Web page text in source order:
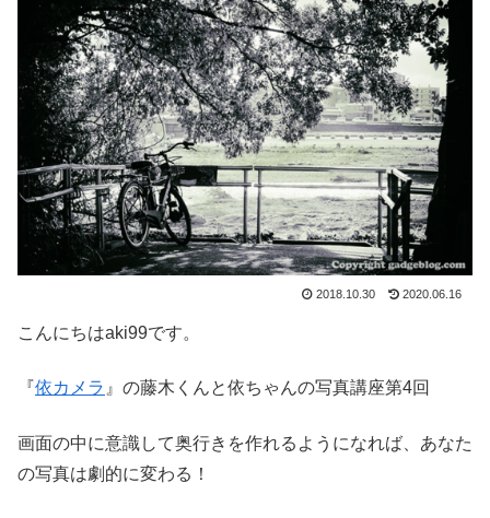
2018.10.30 2020.06.16
こんにちはaki99です。
『依カメラ 』の藤木くんと依ちゃんの写真講座第4回
画面の中に意識して奥行きを作れるようになれば、あなた
の写真は劇的に変わる！